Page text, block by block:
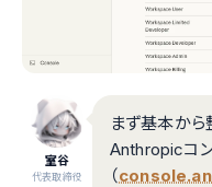
室谷
代表取締役
まず基本から
Anthropicコ
（